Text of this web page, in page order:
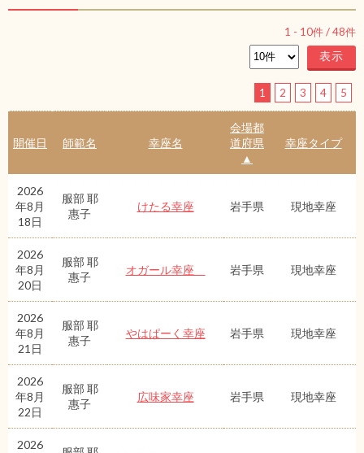
1 - 10件 /48件
1 2 3 4 5
開催日 師範名 幸座名
会場都
道府県
▲
幸座タイプ
2026
年8月
18日
服部 耶
惠子
けたる幸座 岩手県 現地幸座
2026
年8月
20日
服部 耶
惠子
オガール幸座 岩手県 現地幸座
2026
年8月
21日
服部 耶
惠子
やはぱーく幸座 岩手県 現地幸座
2026
年8月
22日
服部 耶
惠子
広味家幸座 岩手県 現地幸座
2026